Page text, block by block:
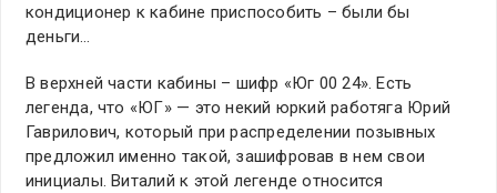
кондиционер к кабине приспособить – были бы
деньги…
В верхней части кабины – шифр «Юг 00 24». Есть
легенда, что «ЮГ» — это некий юркий работяга Юрий
Гаврилович, который при распределении позывных
предложил именно такой, зашифровав в нем свои
инициалы. Виталий к этой легенде относится